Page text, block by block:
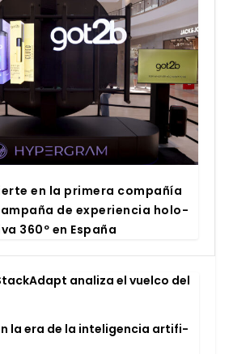
en la pri­me­ra com­pa­ñía
de expe­rien­cia holo­
360º en Espa­ña
ana­li­za el vuel­co del
la era de la inte­li­gen­cia arti­fi­